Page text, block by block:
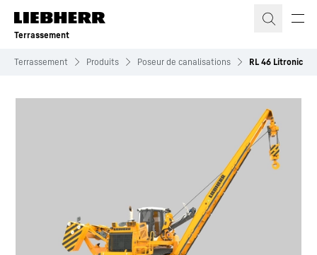
Terrassement
Terrassement Produits Poseur de canalisations RL 46 Litronic